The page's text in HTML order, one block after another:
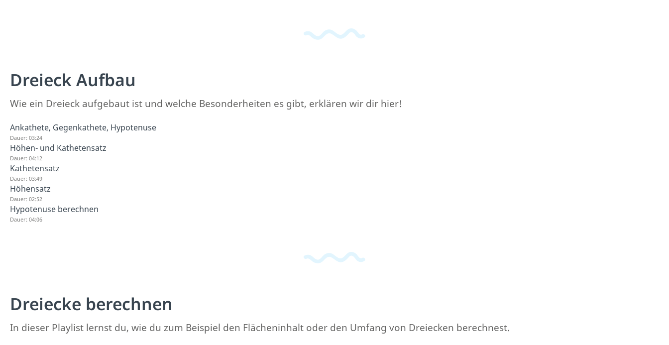
Dreieck Aufbau
Wie ein Dreieck aufgebaut ist und welche Besonderheiten es gibt, erklären wir dir hier!
Ankathete, Gegenkathete, Hypotenuse
Dauer: 03:24
Höhen- und Kathetensatz
Dauer: 04:12
Kathetensatz
Dauer: 03:49
Höhensatz
Dauer: 02:52
Hypotenuse berechnen
Dauer: 04:06
Dreiecke berechnen
In dieser Playlist lernst du, wie du zum Beispiel den Flächeninhalt oder den Umfang von Dreiecken berechnest.